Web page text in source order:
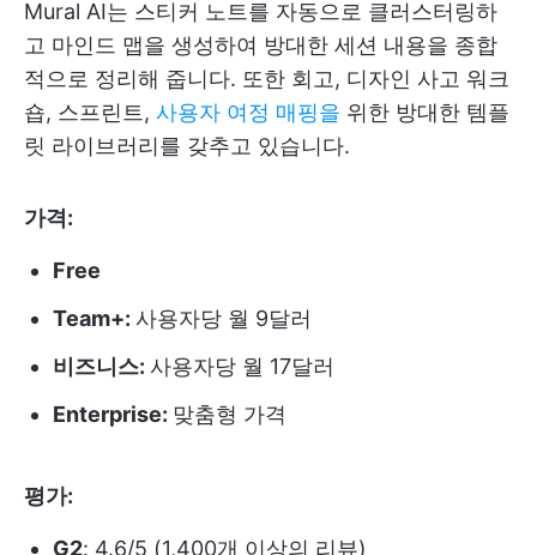
Mural AI는 스티커 노트를 자동으로 클러스터링하
고 마인드 맵을 생성하여 방대한 세션 내용을 종합
적으로 정리해 줍니다. 또한 회고, 디자인 사고 워크
숍, 스프린트, 사용자 여정 매핑을 위한 방대한 템플
릿 라이브러리를 갖추고 있습니다.
가격:
Free
Team+: 사용자당 월 9달러
비즈니스: 사용자당 월 17달러
Enterprise: 맞춤형 가격
평가:
G2: 4.6/5 (1,400개 이상의 리뷰)